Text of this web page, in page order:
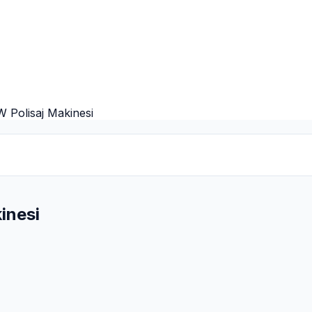
Polisaj Makinesi